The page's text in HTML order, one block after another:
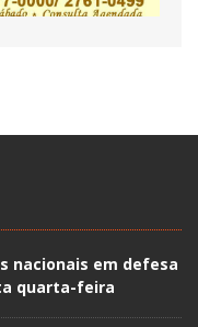
nacionais em defesa
quarta-feira